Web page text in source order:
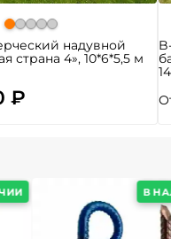
надувной
страна 4», 10*6*5,5 м
₽
В